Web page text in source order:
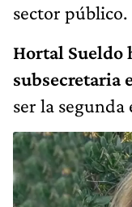
sector público.
Hortal Sueldo
subsecretaria
ser la segunda